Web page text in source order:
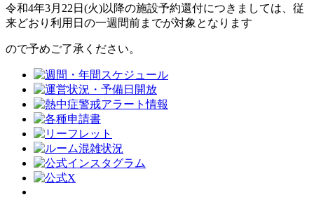
令和4年3月22日(火)以降の施設予約還付につきましては、従
来どおり利用日の一週間前までが対象となります
ので予めご了承ください。